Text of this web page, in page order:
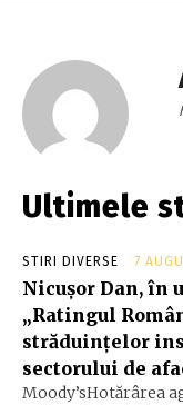
Ultimele
STIRI DIVERSE 7
Nicușor Dan, în
„Ratingul
străduințelor
sectorului de
Moody’sHotărârea